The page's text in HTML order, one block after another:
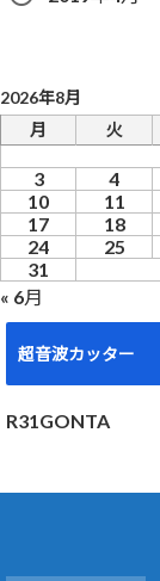
2026年8月
月
火
3
4
10
11
17
18
24
25
31
« 6月
超音波カッター
R31GONTA